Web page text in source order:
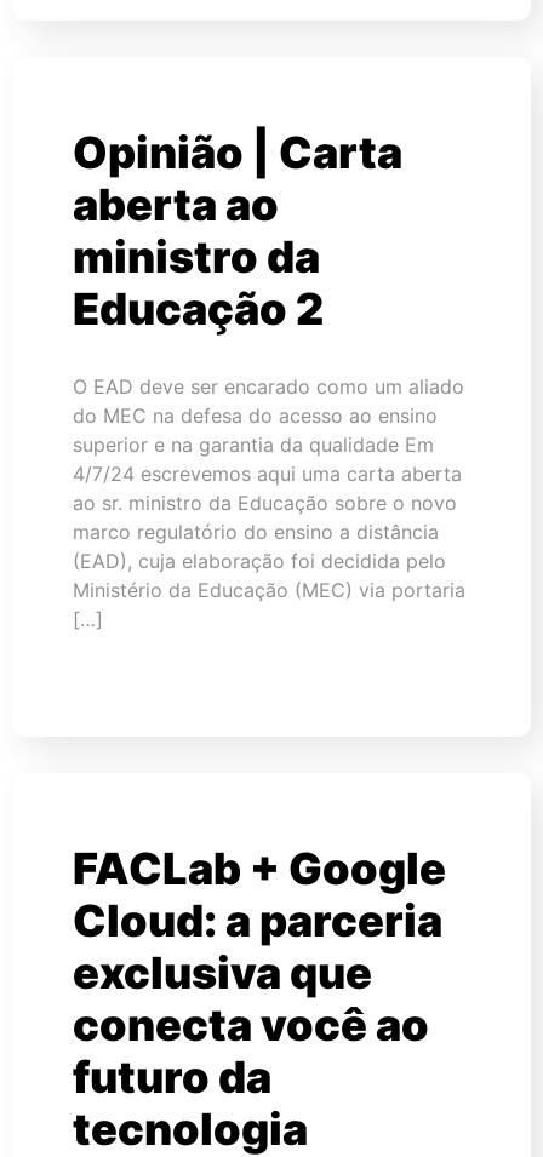
Opinião | Carta
aberta ao
ministro da
Educação 2
O EAD deve ser encarado como um aliado
do MEC na defesa do acesso ao ensino
superior e na garantia da qualidade Em
4/7/24 escrevemos aqui uma carta aberta
ao sr. ministro da Educação sobre o novo
marco regulatório do ensino a distância
(EAD), cuja elaboração foi decidida pelo
Ministério da Educação (MEC) via portaria
[…]
FACLab + Google
Cloud: a parceria
exclusiva que
conecta você ao
futuro da
tecnologia